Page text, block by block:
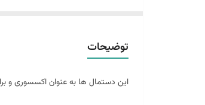
توضیحات
این دستمال ها به عنوان اکسسوری و